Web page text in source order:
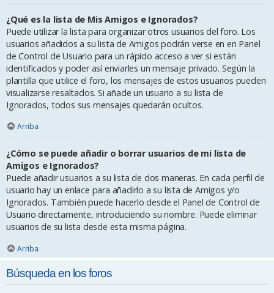
¿Qué es la lista de Mis Amigos e Ignorados?
Puede utilizar la lista para organizar otros usuarios del foro. Los
usuarios añadidos a su lista de Amigos podrán verse en en Panel
de Control de Usuario para un rápido acceso a ver si están
identificados y poder así enviarles un mensaje privado. Según la
plantilla que utilice el foro, los mensajes de estos usuarios pueden
visualizarse resaltados. Si añade un usuario a su lista de
Ignorados, todos sus mensajes quedarán ocultos.
Arriba
¿Cómo se puede añadir o borrar usuarios de mi lista de
Amigos e Ignorados?
Puede añadir usuarios a su lista de dos maneras. En cada perfil de
usuario hay un enlace para añadirlo a su lista de Amigos y/o
Ignorados. También puede hacerlo desde el Panel de Control de
Usuario directamente, introduciendo su nombre. Puede eliminar
usuarios de su lista desde esta misma página.
Arriba
Búsqueda en los foros